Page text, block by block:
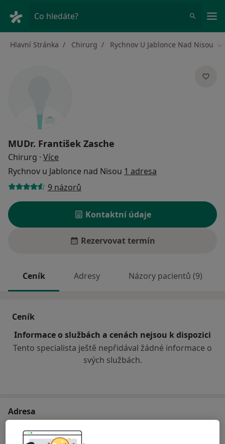
Co hledáte?
Hlavní Stránka Chirurg Rychnov U Jablonce Nad Nisou
MUDr. František Zasche
Chirurg · Více
Rychnov u Jablonce nad Nisou 1 adresa
9 názorů
Kontaktní údaje
Rezervovat termín
Ceník Adresy Názory pacientů (9)
Ceník
Informace o službách a cenách nejsou k dispozici
Tento specialista ještě nepřidával žádné informace o
svých službách.
Adresa
Ordborný lékař chirurg